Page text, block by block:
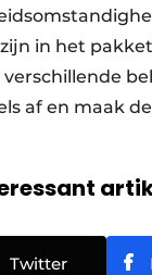
in het
verschillende
af en maak
Twitter